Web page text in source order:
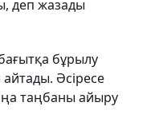
деп жазады
бұрылу
айтады. Әсіресе
таңбаны айыру